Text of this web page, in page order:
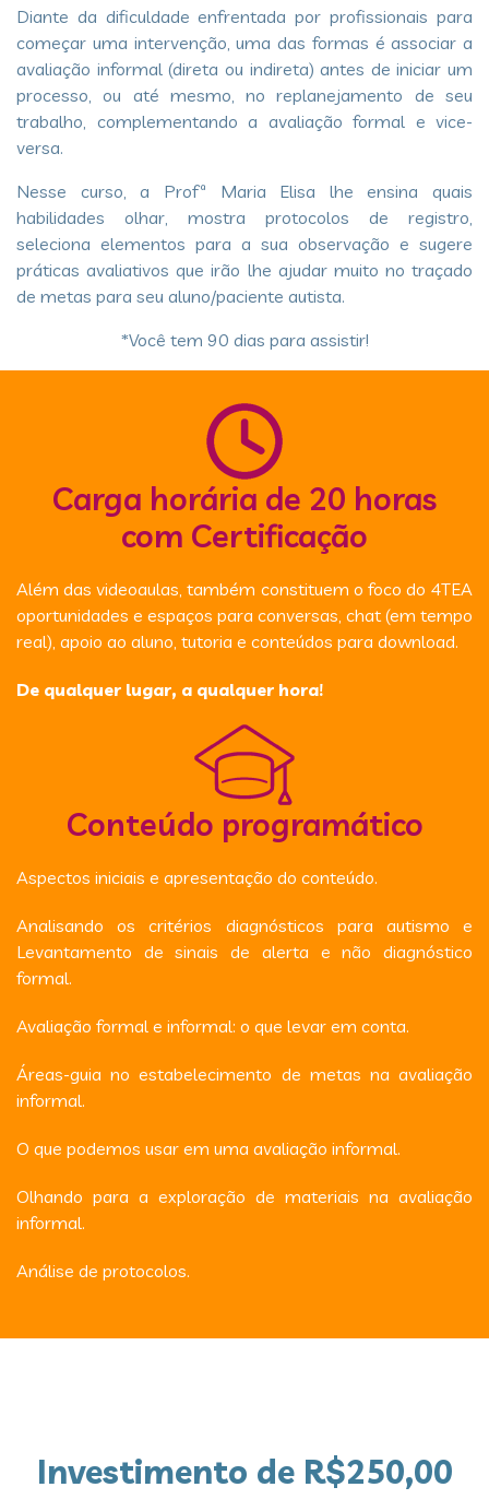
Diante da dificuldade enfrentada por profissionais para
começar uma intervenção, uma das formas é associar a
avaliação informal (direta ou indireta) antes de iniciar um
processo, ou até mesmo, no replanejamento de seu
trabalho, complementando a avaliação formal e vice-
versa.
​ Nesse curso, a Profª Maria Elisa lhe ensina quais
habilidades olhar, mostra protocolos de registro,
seleciona elementos para a sua observação e sugere
práticas avaliativos que irão lhe ajudar muito no traçado
de metas para seu aluno/paciente autista.
​ *Você tem 90 dias para assistir!
Carga horária de 20 horas
com Certificação
Além das videoaulas, também constituem o foco do 4TEA
oportunidades e espaços para conversas, chat (em tempo
real), apoio ao aluno, tutoria e conteúdos para download.
De qualquer lugar, a qualquer hora!
Conteúdo programático
Aspectos iniciais e apresentação do conteúdo.
Analisando os critérios diagnósticos para autismo e
Levantamento de sinais de alerta e não diagnóstico
formal.
Avaliação formal e informal: o que levar em conta.
Áreas-guia no estabelecimento de metas na avaliação
informal.
O que podemos usar em uma avaliação informal.
Olhando para a exploração de materiais na avaliação
informal.
Análise de protocolos.
Investimento de R$250,00